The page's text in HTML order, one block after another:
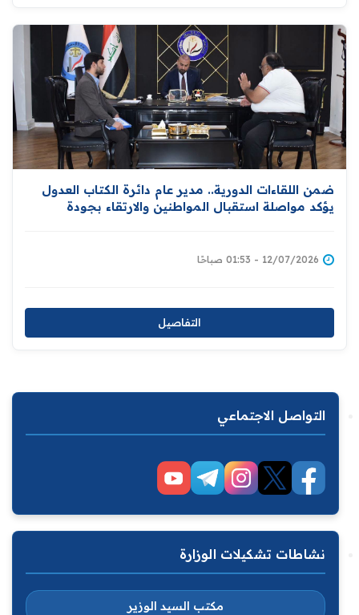
ضمن اللقاءات الدورية.. مدير عام دائرة الكتاب العدول
يؤكد مواصلة استقبال المواطنين والارتقاء بجودة
12/07/2026 - 01:53 صباحًا
التفاصيل
التواصل الاجتماعي
نشاطات تشكيلات الوزارة
مكتب السيد الوزير